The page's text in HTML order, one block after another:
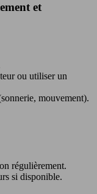
et
ou utiliser un
mouvement).
régulièrement.
si disponible.